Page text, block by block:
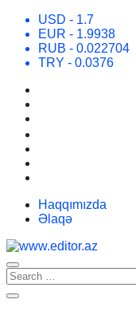
USD - 1.7
EUR - 1.9938
RUB - 0.022704
TRY - 0.0376
Haqqımızda
Əlaqə